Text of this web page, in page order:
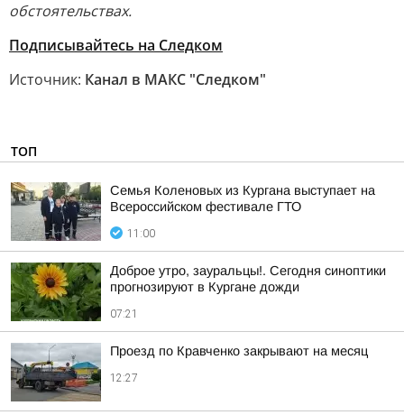
обстоятельствах.
Подписывайтесь на Следком
Источник: Канал в МАКС "Следком"
ТОП
Семья Коленовых из Кургана выступает на
Всероссийском фестивале ГТО
11:00
Доброе утро, зауральцы!. Сегодня синоптики
прогнозируют в Кургане дожди
07:21
Проезд по Кравченко закрывают на месяц
12:27